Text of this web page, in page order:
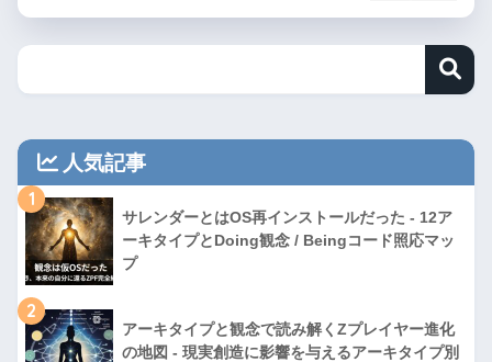
人気記事
1
サレンダーとはOS再インストールだった - 12ア
ーキタイプとDoing観念 / Beingコード照応マッ
プ
2
アーキタイプと観念で読み解くZプレイヤー進化
の地図 - 現実創造に影響を与えるアーキタイプ別